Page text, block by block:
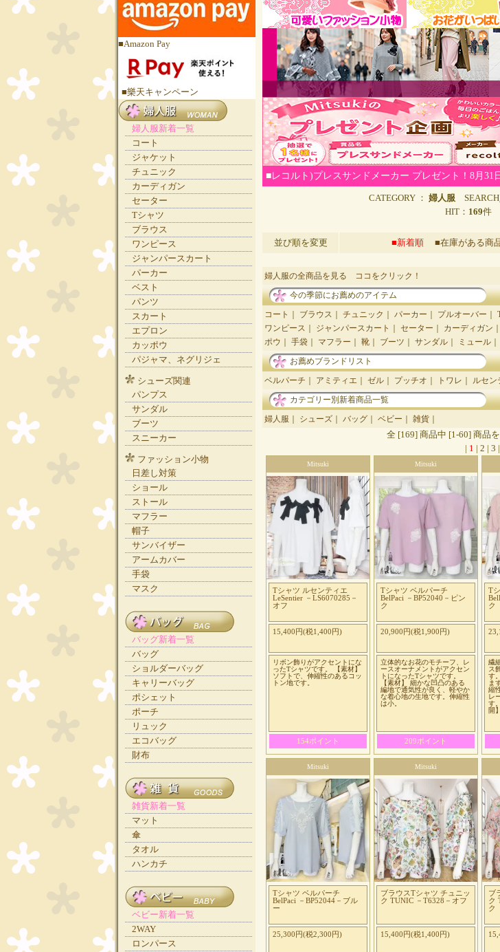
■レコルト)プレスサンドメーカー プレゼント！8月31
CATEGORY ： 婦人服
HIT： 169件
並び順を変更 ■新着順 ■在庫がある商
婦人服の全商品を見る ココをクリック！
今の季節にお薦めのアイテム
コート
ブラウス チュニック パーカー プルオーバー
ワンピース
ジャンパースカート セーター カーディガン
ポウ
手袋 マフラー 靴 ブーツ サンダル ミュール
お薦めブランドリスト
ベルパーチ
アミティエ ゼル プッチオ トワレ ルセン
カテゴリー別新着商品一覧
婦人服
シューズ バッグ ベビー 雑貨
全 [169] 商品中 [1-60] 商品
| 1 | 2 | 3 |
Mitsuki
Tシャツ ルセンティエ
LeSentier －LS6070285－
オフ
15,400円(税1,400円)
リボン飾りがアクセントにな
ったTシャツです。 【素材】
ソフトで、伸縮性のあるコッ
トン地です。
154ポイント
Mitsuki
Tシャツ ベルパーチ
BelPaci －BP52040－ピン
ク
20,900円(税1,900円)
立体的なお花のモチーフ、レ
ースオーナメントがアクセン
トになったTシャツです。
【素材】 細かな凹凸のある
編地で通気性が良く、軽やか
な着心地の生地です。伸縮性
は小。
209ポイント
T
ク
繊
ス
す
ま
縮
レ
す
開
Mitsuki
Tシャツ ベルパーチ
BelPaci －BP52044－ブル
ー
25,300円(税2,300円)
Mitsuki
ブラウスTシャツ チュニッ
ク TUNIC －T6328－オフ
15,400円(税1,400円)
ブ
ク
ク
■Amazon Pay
■樂天キャンペーン
婦人服新着一覧
コート
ジャケット
チュニック
カーディガン
セーター
Tシャツ
ブラウス
ワンピース
ジャンパースカート
パーカー
ベスト
パンツ
スカート
エプロン
カッポウ
パジャマ、ネグリジェ
シューズ関連
パンプス
サンダル
ブーツ
スニーカー
ファッション小物
日差し対策
ショール
ストール
マフラー
帽子
サンバイザー
アームカバー
手袋
マスク
バッグ新着一覧
バッグ
ショルダーバッグ
キャリーバッグ
ポシェット
ポーチ
リュック
エコバッグ
財布
雑貨新着一覧
マット
傘
タオル
ハンカチ
ベビー新着一覧
2WAY
ロンパース